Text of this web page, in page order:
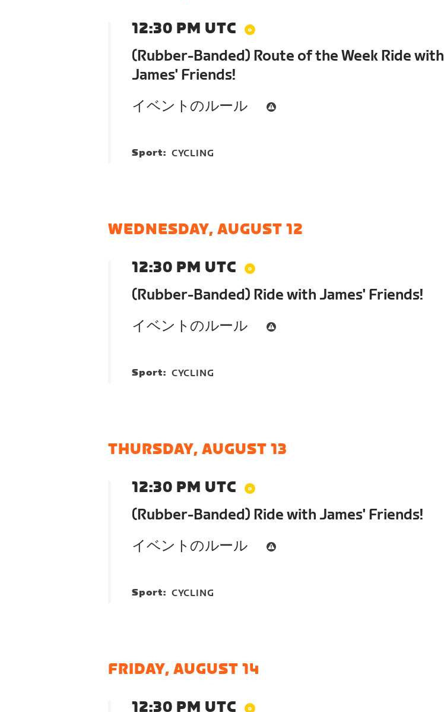
12:30 PM UTC
(Rubber-Banded) Route of the Week Ride with
James' Friends!
イベントのルール
Sport: CYCLING
WEDNESDAY, AUGUST 12
12:30 PM UTC
(Rubber-Banded) Ride with James' Friends!
イベントのルール
Sport: CYCLING
THURSDAY, AUGUST 13
12:30 PM UTC
(Rubber-Banded) Ride with James' Friends!
イベントのルール
Sport: CYCLING
FRIDAY, AUGUST 14
12:30 PM UTC